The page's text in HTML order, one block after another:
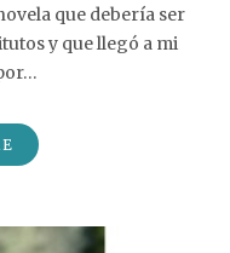
que debería ser
y que llegó a mi